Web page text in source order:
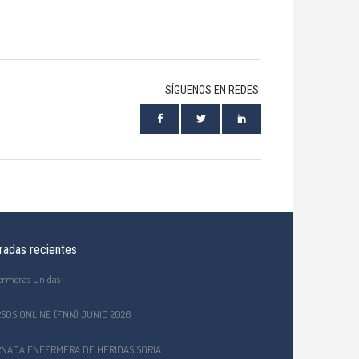
SÍGUENOS EN REDES:
recientes
Unidas
ONLINE (FNN) JUNIO 2026
ENFERMERA DE HERIDAS SORIA